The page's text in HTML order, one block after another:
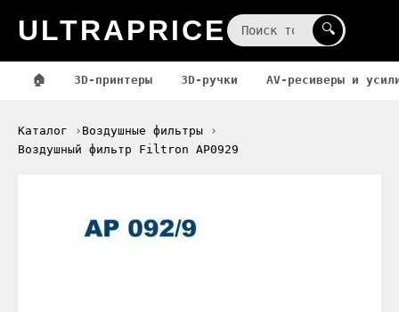
ULTRAPRICE 🔍
🏠 3D-принтеры 3D-ручки AV-ресиверы и
Каталог
Воздушные фильтры
Воздушный фильтр Filtron AP0929